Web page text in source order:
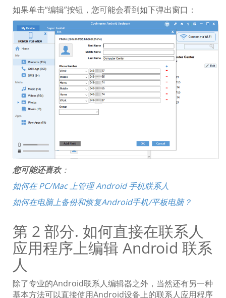
如果单击“编辑”按钮，您可能会看到如下弹出窗口：
您可能还喜欢：
如何在 PC/Mac 上管理 Android 手机联系人
如何在电脑上备份和恢复Android手机/平板电脑？
第 2 部分. 如何直接在联系人
应用程序上编辑 Android 联系
人
除了专业的Android联系人编辑器之外，当然还有另一种
基本方法可以直接使用Android设备上的联系人应用程序